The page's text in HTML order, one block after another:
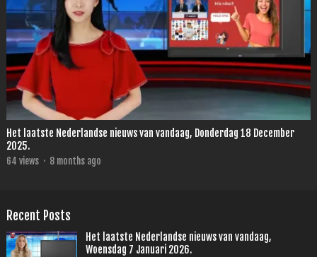
Het laatste Nederlandse nieuws van vandaag, Donderdag 18 December
2025.
64 views · 8 months ago
Recent Posts
Het laatste Nederlandse nieuws van vandaag,
Woensdag 7 Januari 2026.